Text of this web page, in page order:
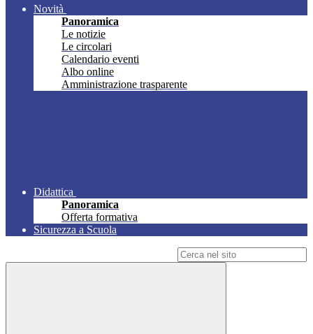
Novità
Panoramica
Le notizie
Le circolari
Calendario eventi
Albo online
Amministrazione trasparente
Didattica
Panoramica
Offerta formativa
Sicurezza a Scuola